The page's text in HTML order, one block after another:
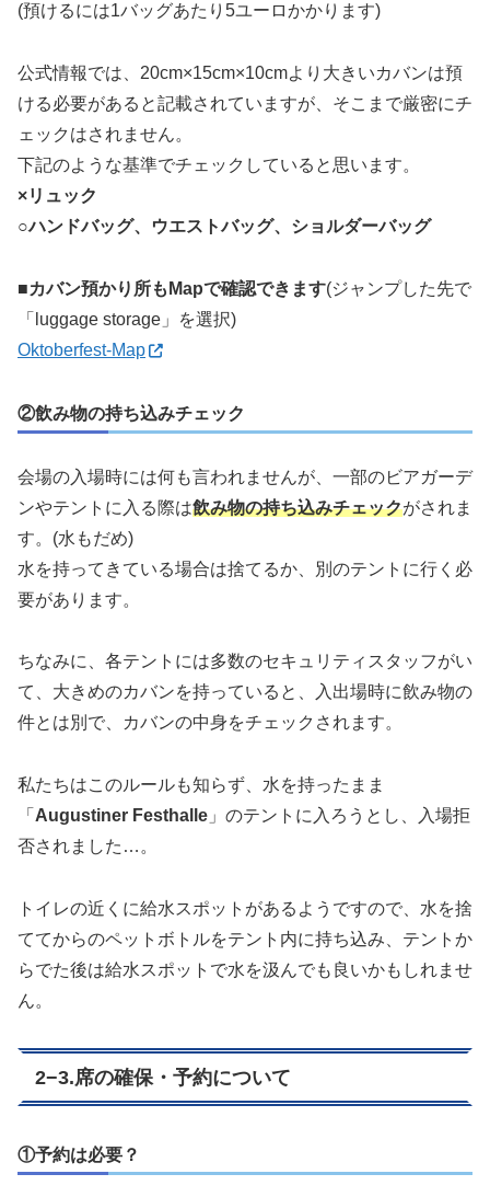
(預けるには1バッグあたり5ユーロかかります)
公式情報では、20cm×15cm×10cmより大きいカバンは預
ける必要があると記載されていますが、そこまで厳密にチ
ェックはされません。
下記のような基準でチェックしていると思います。
×リュック
○ハンドバッグ、ウエストバッグ、ショルダーバッグ
■カバン預かり所もMapで確認できます(ジャンプした先で
「luggage storage」を選択)
Oktoberfest-Map
②飲み物の持ち込みチェック
会場の入場時には何も言われませんが、一部のビアガーデ
ンやテントに入る際は飲み物の持ち込みチェックがされま
す。(水もだめ)
水を持ってきている場合は捨てるか、別のテントに行く必
要があります。
ちなみに、各テントには多数のセキュリティスタッフがい
て、大きめのカバンを持っていると、入出場時に飲み物の
件とは別で、カバンの中身をチェックされます。
私たちはこのルールも知らず、水を持ったまま
「 Augustiner Festhalle 」のテントに入ろうとし、入場拒
否されました…。
トイレの近くに給水スポットがあるようですので、水を捨
ててからのペットボトルをテント内に持ち込み、テントか
らでた後は給水スポットで水を汲んでも良いかもしれませ
ん。
2−3.席の確保・予約について
①予約は必要？